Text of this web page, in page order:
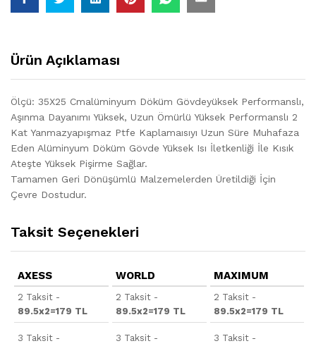
Ürün Açıklaması
Ölçü: 35X25 Cmalüminyum Döküm Gövdeyüksek Performanslı,
Aşınma Dayanımı Yüksek, Uzun Ömürlü Yüksek Performanslı 2
Kat Yanmazyapışmaz Ptfe Kaplamaısıyı Uzun Süre Muhafaza
Eden Alüminyum Döküm Gövde Yüksek Isı İletkenliği İle Kısık
Ateşte Yüksek Pişirme Sağlar.
Tamamen Geri Dönüşümlü Malzemelerden Üretildiği İçin
Çevre Dostudur.
Taksit Seçenekleri
AXESS
2 Taksit -
89.5x2=179 TL
3 Taksit -
WORLD
2 Taksit -
89.5x2=179 TL
3 Taksit -
MAXIMUM
2 Taksit -
89.5x2=179 TL
3 Taksit -